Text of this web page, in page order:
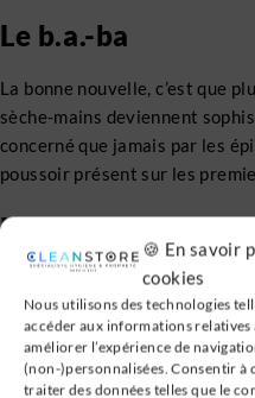
🍪 En savoir
cookies
Nous utilisons des technologies
accéder aux informations
améliorer l’expérience de
(non-)personnalisées. Consentir à
traiter des données telles que le
Le b.a.-ba
La bonne nouvelle, c’est que
sèche-mains deviennent
concerné que jamais par les
poussoir présent sur les
L’allumage
Dès les premiers prix, vous
munis de capteurs infrarouges
sans avoir besoin de toucher
des mains suffira à alerter les